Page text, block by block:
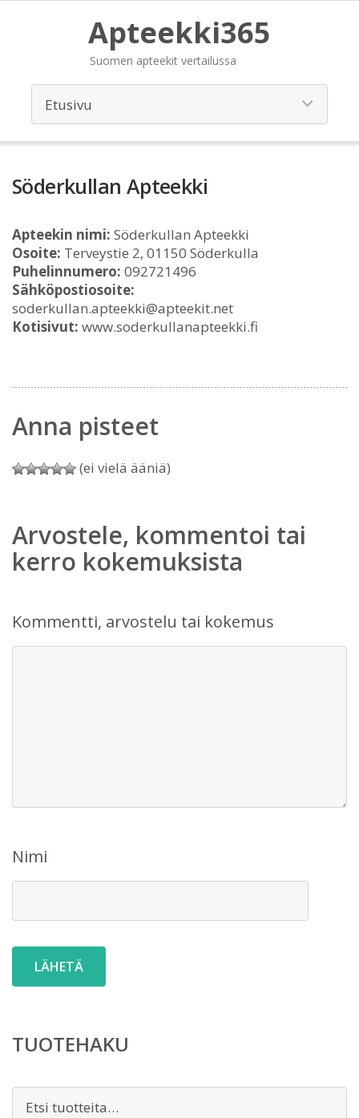
Apteekki365
Suomen apteekit vertailussa
Söderkullan Apteekki
Apteekin nimi: Söderkullan Apteekki
Osoite: Terveystie 2, 01150 Söderkulla
Puhelinnumero: 092721496
Sähköpostiosoite:
soderkullan.apteekki@apteekit.net
Kotisivut: www.soderkullanapteekki.fi
Anna pisteet
(ei vielä ääniä)
Arvostele, kommentoi tai
kerro kokemuksista
Kommentti, arvostelu tai kokemus
Nimi
TUOTEHAKU